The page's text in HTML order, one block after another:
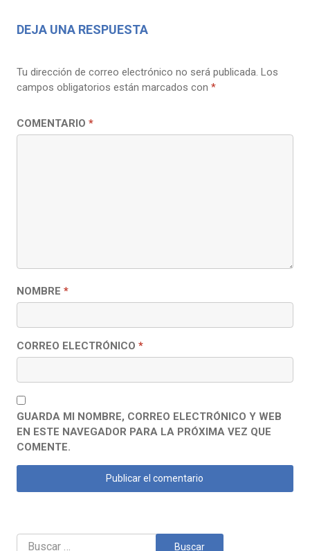
DEJA UNA RESPUESTA
Tu dirección de correo electrónico no será publicada. Los
campos obligatorios están marcados con *
COMENTARIO *
NOMBRE *
CORREO ELECTRÓNICO *
GUARDA MI NOMBRE, CORREO ELECTRÓNICO Y WEB
EN ESTE NAVEGADOR PARA LA PRÓXIMA VEZ QUE
COMENTE.
Buscar: